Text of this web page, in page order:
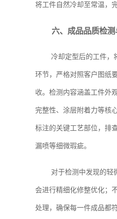
将工件自然冷却至常温，
六、成品品质检
冷却定型后的工件，
环节，严格对照客户图纸
收。检测内容涵盖工件外
完整性、涂层附着力等核
标注的关键工艺部位，排
漏喷等细微瑕疵。
对于检测中发现的轻
会进行精细化修整优化；
处理，确保每一件成品都